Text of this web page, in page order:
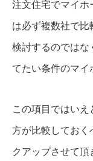
注文住宅でマイホ
は必ず複数社で
検討するのではな
てたい条件のマイ
この項目ではい
方が比較しておく
クアップさせて頂